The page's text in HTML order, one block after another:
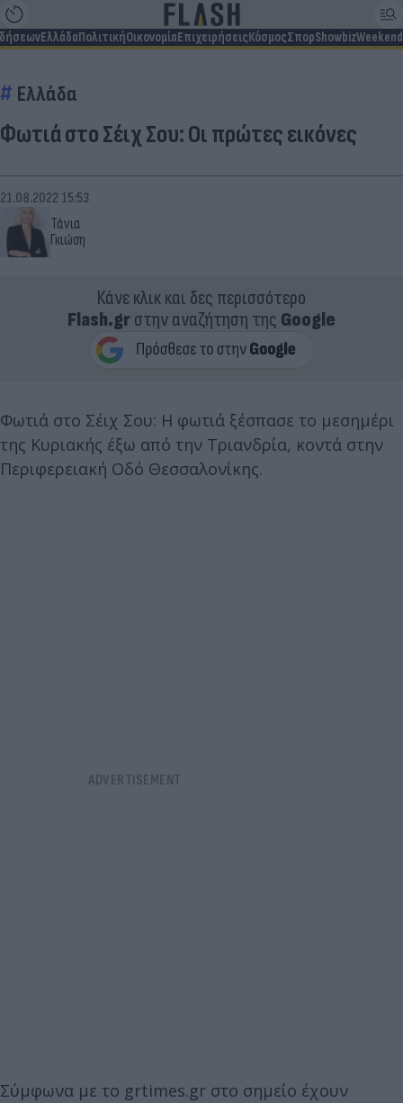
ΕλλάδαΠολιτικήΟικονομίαΕπιχειρήσειςΚόσμοςΣπορShowbizWeekend
Ελλάδα
Φωτιά στο Σέιχ Σου: Οι πρώτες εικόνες
Τάνια
Γκιώση
21.08.2022 15:53
Κάνε κλικ και δες περισσότερο
Flash.grστην αναζήτηση της Google
Φωτιά στο Σέιχ Σου: Η φωτιά ξέσπασε το μεσημέρι
της Κυριακής έξω από την Τριανδρία, κοντά στην
Περιφερειακή Οδό Θεσσαλονίκης.
Σύμφωνα με το grtimes.gr στο σημείο έχουν